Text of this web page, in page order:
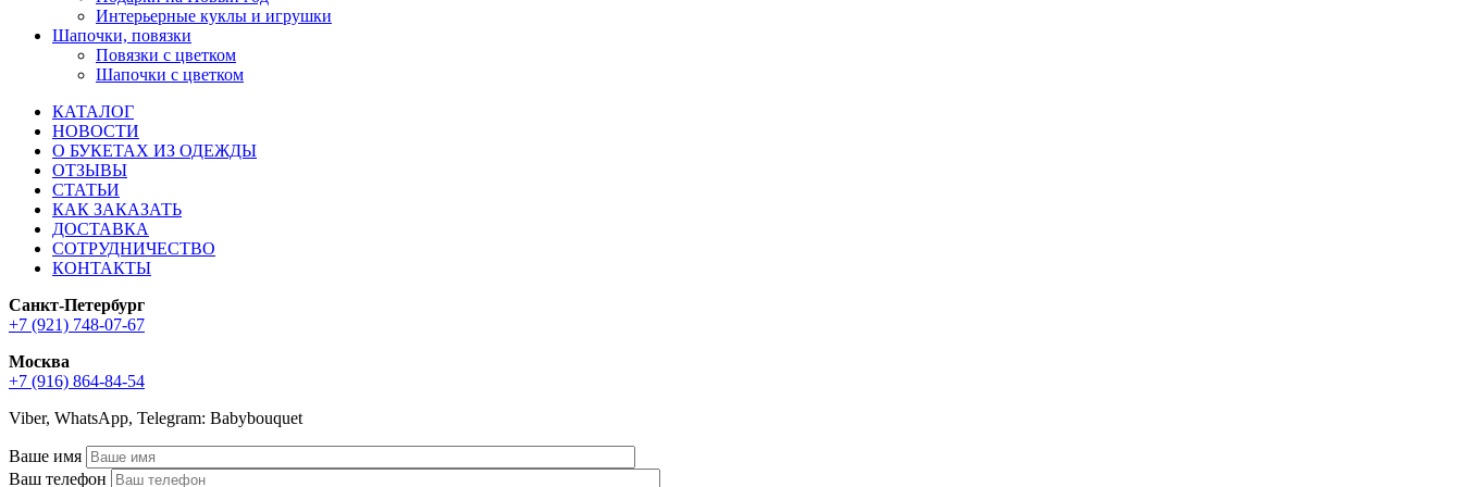
Интерьерные куклы и игрушки
Шапочки, повязки
Повязки с цветком
Шапочки с цветком
КАТАЛОГ
НОВОСТИ
О БУКЕТАХ ИЗ ОДЕЖДЫ
ОТЗЫВЫ
СТАТЬИ
КАК ЗАКАЗАТЬ
ДОСТАВКА
СОТРУДНИЧЕСТВО
КОНТАКТЫ
Санкт-Петербург
+7 (921) 748-07-67
Москва
+7 (916) 864-84-54
Viber, WhatsApp, Telegram: Babybouquet
Ваше имя
Ваш телефон